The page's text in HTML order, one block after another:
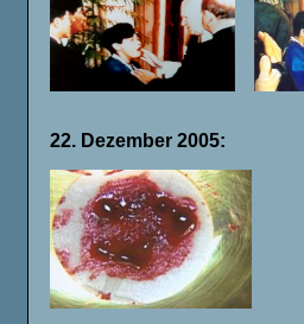
22. Dezember 2005: